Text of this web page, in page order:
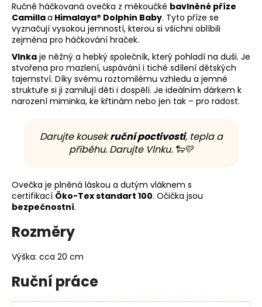
Ručně háčkovaná ovečka z měkoučké bavlněné příze
Camillaa Himalaya® Dolphin Baby. Tyto příze se
vyznačují vysokou jemností, kterou si všichni oblíbili
zejména pro háčkování hraček.
Vlnka je něžný a hebký společník, který pohladí na duši. Je
stvořena pro mazlení, uspávání i tiché sdílení dětských
tajemství. Díky svému roztomilému vzhledu a jemné
struktuře si ji zamilují děti i dospělí. Je ideálním dárkem k
narození miminka, ke křtinám nebo jen tak – pro radost.
Darujte kousekruční poctivosti, tepla a
příběhu. Darujte Vlnku. 🐑💛
Ovečka je plněná láskou a dutým vláknem s
certifikací Öko-Tex standart 100. Očička jsou
bezpečnostní.
Rozměry
Výška: cca 20 cm
Ruční práce